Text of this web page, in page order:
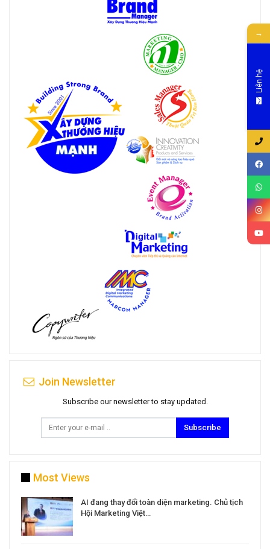
Join Newsletter
Subscribe our newsletter to stay updated.
Subscribe
Most Views
AI đang thay đổi toàn diện marketing. Chủ tịch
Hội Marketing Việt…
→
Liên hệ